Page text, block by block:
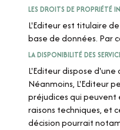
LES DROITS DE PROPRIÉTÉ
L'Editeur est titulaire
base de données. Par
LA DISPONIBILITÉ DES
L'Editeur dispose
Néanmoins, L'Editeur
préjudices qui
raisons techniques, et
décision pourrait